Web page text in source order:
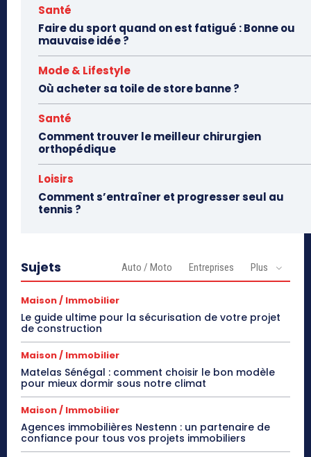
Santé
Faire du sport quand on est fatigué : Bonne ou
mauvaise idée ?
Mode & Lifestyle
Où acheter sa toile de store banne ?
Santé
Comment trouver le meilleur chirurgien
orthopédique
Loisirs
Comment s’entraîner et progresser seul au
tennis ?
Sujets Auto / Moto Entreprises Plus
Maison / Immobilier
Le guide ultime pour la sécurisation de votre projet
de construction
Maison / Immobilier
Matelas Sénégal : comment choisir le bon modèle
pour mieux dormir sous notre climat
Maison / Immobilier
Agences immobilières Nestenn : un partenaire de
confiance pour tous vos projets immobiliers